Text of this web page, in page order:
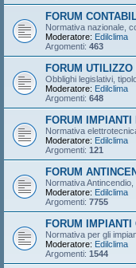
FORUM
Normativa nazionale,
Moderatore: Edilclima
Argomenti: 463
FORUM
Obblighi legislativi,
Moderatore: Edilclima
Argomenti: 648
FORUM IMPIANTI
Normativa
Moderatore: Edilclima
Argomenti: 121
FORUM
Normativa Antincendio,
Moderatore: Edilclima
Argomenti: 7755
FORUM IMPIANTI
Normativa per gli
Moderatore: Edilclima
Argomenti: 1544